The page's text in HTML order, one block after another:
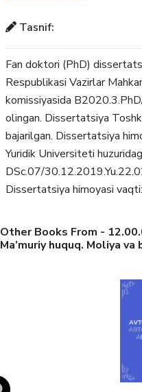
Tasnif:
Fan doktori (PhD)
Respublikasi Vazirlar
komissiyasida
olingan. Dissertatsiya
bajarilgan. Dissertatsiya
Yuridik Universiteti
DSc.07/
Dissertatsiya himoyasi
Other Books From -
Ma’muriy huquq. Moliya va